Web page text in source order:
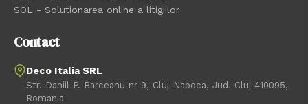
SOL - Solutionarea online a litigiilor
Contact
Deco Italia SRL
Str. Daniil P. Barceanu nr 9, Cluj-Napoca, Jud. Cluj 410095,
Romania